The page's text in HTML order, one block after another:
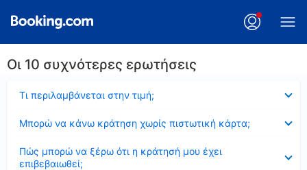
Οι 10 συχνότερες ερωτήσεις
Τι περιλαμβάνεται στην τιμή;
Μπορώ να κάνω κράτηση χωρίς πιστωτική κάρτα;
Πώς μπορώ να ξέρω ότι η κράτησή μου έχει
επιβεβαιωθεί;